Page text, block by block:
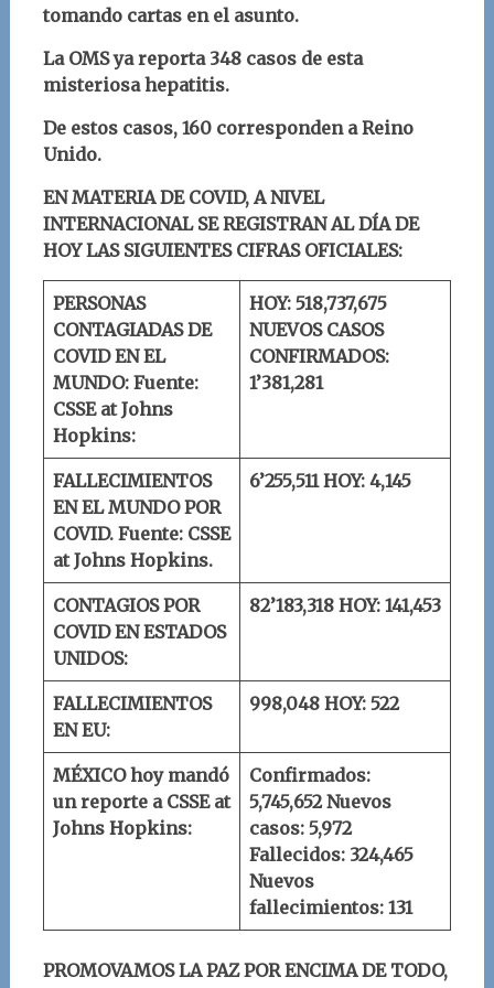
tomando cartas en el asunto.
La OMS ya reporta 348 casos de esta
misteriosa hepatitis.
De estos casos, 160 corresponden a Reino
Unido.
EN MATERIA DE COVID, A NIVEL
INTERNACIONAL SE REGISTRAN AL DÍA DE
HOY LAS SIGUIENTES CIFRAS OFICIALES:
PERSONAS
CONTAGIADAS DE
COVID EN EL
MUNDO: Fuente:
CSSE at Johns
Hopkins:
HOY: 518,737,675
NUEVOS CASOS
CONFIRMADOS:
1’381,281
FALLECIMIENTOS
EN EL MUNDO POR
COVID. Fuente: CSSE
at Johns Hopkins.
6’255,511 HOY: 4,145
CONTAGIOS POR
COVID EN ESTADOS
UNIDOS:
82’183,318 HOY: 141,453
FALLECIMIENTOS
EN EU:
998,048 HOY: 522
MÉXICOhoy mandó
unreporte a CSSE at
Johns Hopkins:
Confirmados:
5,745,652 Nuevos
casos: 5,972
Fallecidos: 324,465
Nuevos
fallecimientos: 131
PROMOVAMOS LA PAZ POR ENCIMA DE TODO,